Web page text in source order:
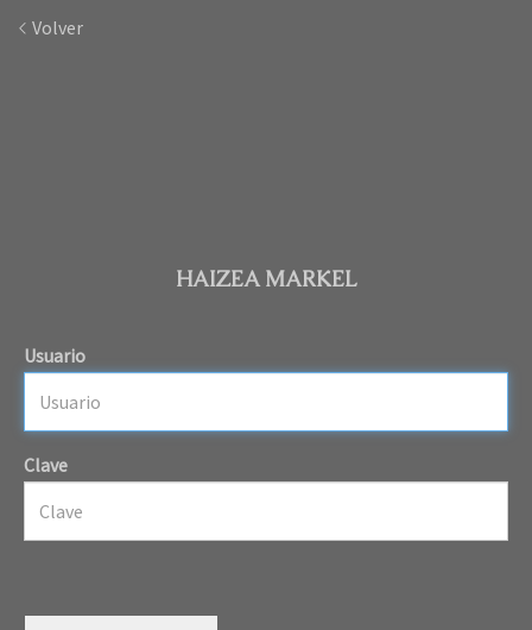
Volver
HAIZEA MARKEL
Usuario
Clave